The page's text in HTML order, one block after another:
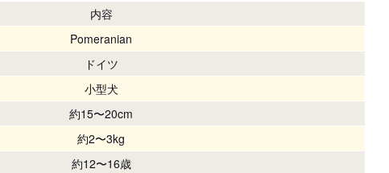
内容
Pomeranian
ドイツ
小型犬
約15〜20cm
約2〜3kg
約12〜16歳